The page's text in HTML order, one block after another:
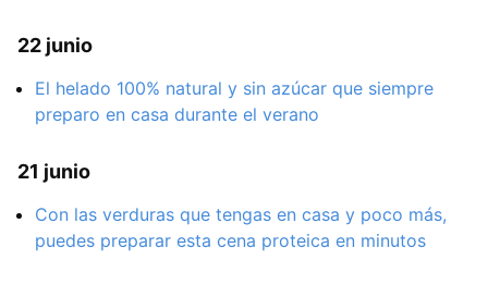
22 junio
El helado 100% natural y sin azúcar que siempre
preparo en casa durante el verano
21 junio
Con las verduras que tengas en casa y poco más,
puedes preparar esta cena proteica en minutos